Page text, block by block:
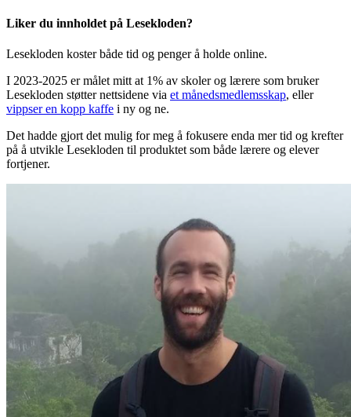
Liker du innholdet på Lesekloden?
Lesekloden koster både tid og penger å holde online.
I 2023-2025 er målet mitt at 1% av skoler og lærere som bruker
Lesekloden støtter nettsidene via et månedsmedlemsskap, eller
vippser en kopp kaffe i ny og ne.
Det hadde gjort det mulig for meg å fokusere enda mer tid og krefter
på å utvikle Lesekloden til produktet som både lærere og elever
fortjener.